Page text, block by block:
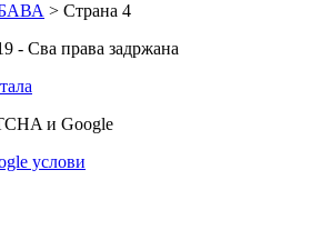
> Страна 4
- Сва права задржана
и Google
услови